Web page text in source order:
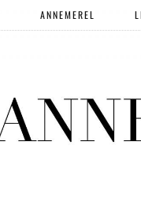
ANNEMEREL